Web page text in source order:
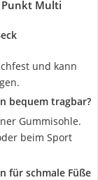
Punkt Multi
und kann
bequem tragbar?
Gummisohle.
beim Sport
für schmale Füße